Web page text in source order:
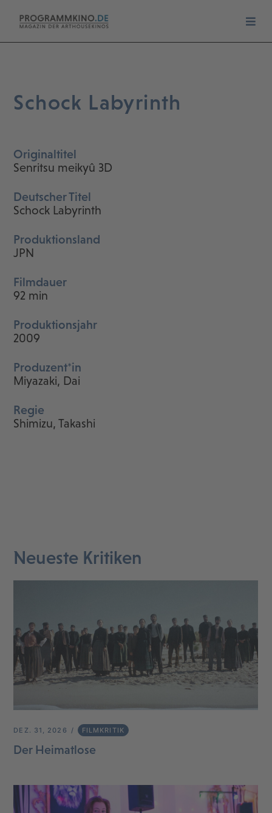
Schock Labyrinth
Originaltitel
Senritsu meikyû 3D
Deutscher Titel
Schock Labyrinth
Produktionsland
JPN
Filmdauer
92 min
Produktionsjahr
2009
Produzent*in
Miyazaki, Dai
Regie
Shimizu, Takashi
Neueste Kritiken
DEZ. 31, 2026 FILMKRITIK
Der Heimatlose